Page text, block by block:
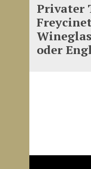
Privater
oder